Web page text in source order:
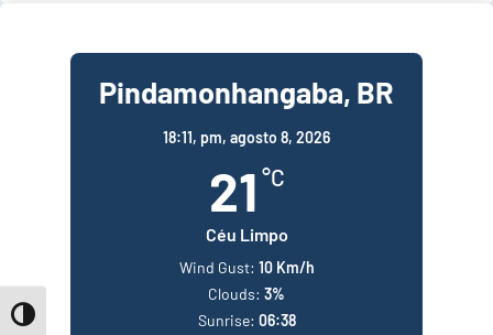
Toggle High Contrast
Pindamonhangaba, BR
18:11, pm, agosto 8, 2026
21 °C
Céu Limpo
Wind Gust: 10 Km/h
Clouds: 3%
Sunrise: 06:38